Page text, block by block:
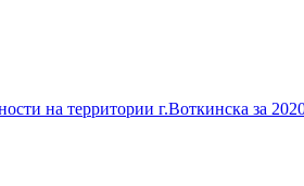
на территории г.Воткинска за